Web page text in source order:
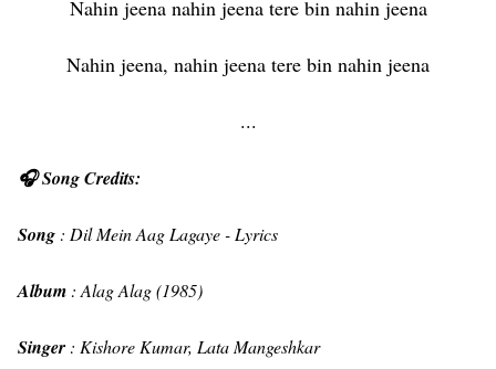
Nahin jeena nahin jeena tere bin nahin jeena
Nahin jeena, nahin jeena tere bin nahin jeena
...
🎧 Song Credits:
Song : Dil Mein Aag Lagaye - Lyrics
Album : Alag Alag (1985)
Singer : Kishore Kumar, Lata Mangeshkar